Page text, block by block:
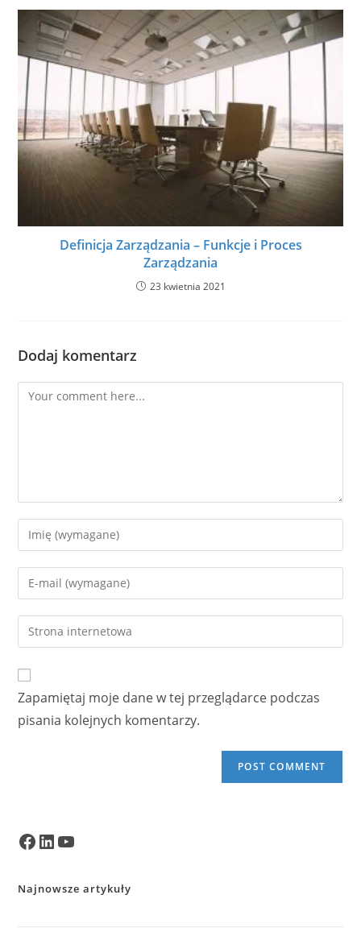
Definicja Zarządzania – Funkcje i Proces
Zarządzania
23 kwietnia 2021
Dodaj komentarz
Comment
Enter
your
name
comment
Enter
your
email
address
Enter
your
URL
(optional)
Zapamiętaj moje dane w tej przeglądarce podczas
pisania kolejnych komentarzy.
Facebook
LinkedInYouTube
Najnowsze artykuły